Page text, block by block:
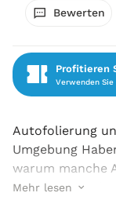
Bewerten
Profitieren
Verwenden Sie
Autofolierung
Umgebung
warum manche
aus einem
Mehr lesen